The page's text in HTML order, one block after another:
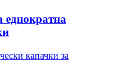
еднократна